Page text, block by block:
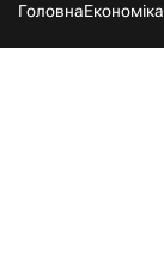
ГоловнаЕкономіка